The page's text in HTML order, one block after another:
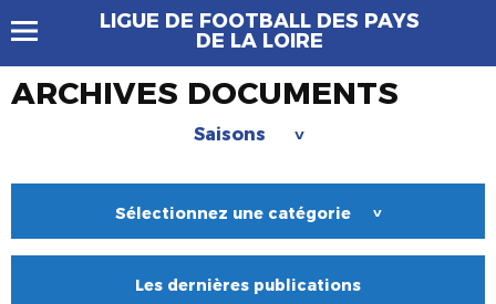
LIGUE DE FOOTBALL DES PAYS
DE LA LOIRE
ARCHIVES DOCUMENTS
Saisons >
Sélectionnez une catégorie >
Les dernières publications